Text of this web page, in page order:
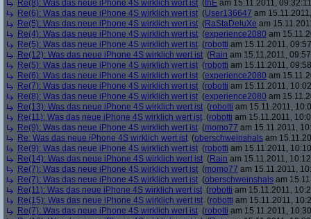
Re(8): Was das neue iPhone 4S wirklich wert ist (thE am 15.11.2011,
Re(6): Was das neue iPhone 4S wirklich wert ist (User136647 am
Re(5): Was das neue iPhone 4S wirklich wert ist (RaStaDeluXe am
Re(4): Was das neue iPhone 4S wirklich wert ist (experience2080 am
Re(5): Was das neue iPhone 4S wirklich wert ist (robotti am 15.11.2011,
Re(12): Was das neue iPhone 4S wirklich wert ist (Rain am 15.11.2011,
Re(5): Was das neue iPhone 4S wirklich wert ist (robotti am 15.11.2011,
Re(6): Was das neue iPhone 4S wirklich wert ist (experience2080 am
Re(7): Was das neue iPhone 4S wirklich wert ist (robotti am 15.11.2011,
Re(8): Was das neue iPhone 4S wirklich wert ist (experience2080 am
Re(13): Was das neue iPhone 4S wirklich wert ist (robotti am 15.11.2011,
Re(11): Was das neue iPhone 4S wirklich wert ist (robotti am 15.11.2011,
Re(9): Was das neue iPhone 4S wirklich wert ist (momo77 am 15.11.2011,
Re: Was das neue iPhone 4S wirklich wert ist (oberschweinshals am
Re(9): Was das neue iPhone 4S wirklich wert ist (robotti am 15.11.2011,
Re(14): Was das neue iPhone 4S wirklich wert ist (Rain am 15.11.2011,
Re(7): Was das neue iPhone 4S wirklich wert ist (momo77 am 15.11.2011,
Re(7): Was das neue iPhone 4S wirklich wert ist (oberschweinshals am
Re(11): Was das neue iPhone 4S wirklich wert ist (robotti am 15.11.2011,
Re(15): Was das neue iPhone 4S wirklich wert ist (robotti am 15.11.2011,
Re(7): Was das neue iPhone 4S wirklich wert ist (robotti am 15.11.2011,